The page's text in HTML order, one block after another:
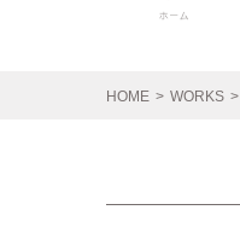
HOME > WORKS >